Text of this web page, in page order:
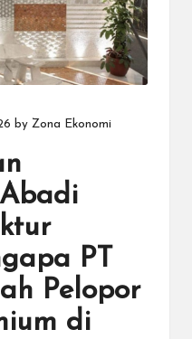
by Zona Ekonomi
PT
Pelopor
di